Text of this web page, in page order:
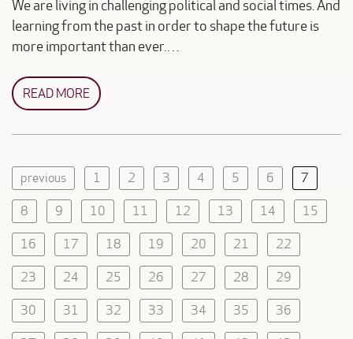
We are living in challenging political and social times. And
learning from the past in order to shape the future is
more important than ever.…
READ MORE
previous 1 2 3 4 5 6 7
8 9 10 11 12 13 14 15
16 17 18 19 20 21 22
23 24 25 26 27 28 29
30 31 32 33 34 35 36